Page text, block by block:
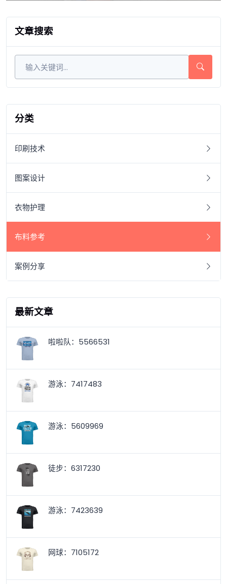
文章搜索
分类
印刷技术
图案设计
衣物护理
布料参考
案例分享
最新文章
啦啦队：5566531
游泳：7417483
游泳：5609969
徒步：6317230
游泳：7423639
网球：7105172